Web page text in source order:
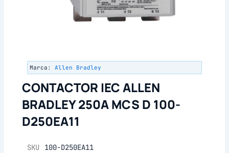
Marca: Allen Bradley
CONTACTOR IEC ALLEN
BRADLEY 250A MCS D 100-
D250EA11
SKU 100-D250EA11